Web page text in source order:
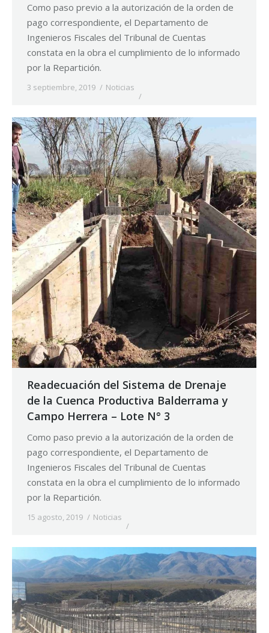
Como paso previo a la autorización de la orden de
pago correspondiente, el Departamento de
Ingenieros Fiscales del Tribunal de Cuentas
constata en la obra el cumplimiento de lo informado
por la Repartición.
3 septiembre, 2019 Noticias
Readecuación del Sistema de Drenaje
de la Cuenca Productiva Balderrama y
Campo Herrera – Lote N° 3
Como paso previo a la autorización de la orden de
pago correspondiente, el Departamento de
Ingenieros Fiscales del Tribunal de Cuentas
constata en la obra el cumplimiento de lo informado
por la Repartición.
15 agosto, 2019 Noticias